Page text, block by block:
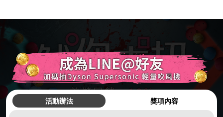
活動辦法 獎項內容